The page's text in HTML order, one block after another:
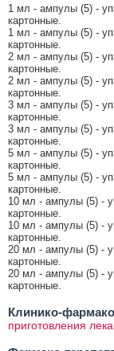
1 мл - ампулы (5) -
картонные.
1 мл - ампулы (5) -
картонные.
2 мл - ампулы (5) -
картонные.
2 мл - ампулы (5) -
картонные.
3 мл - ампулы (5) -
картонные.
3 мл - ампулы (5) -
картонные.
5 мл - ампулы (5) -
картонные.
5 мл - ампулы (5) -
картонные.
10 мл - ампулы (5) -
картонные.
10 мл - ампулы (5) -
картонные.
20 мл - ампулы (5) -
картонные.
20 мл - ампулы (5) -
картонные.
Клинико-
приготовления